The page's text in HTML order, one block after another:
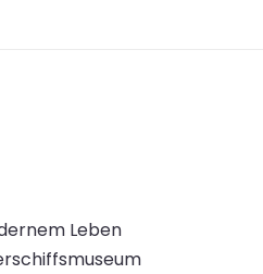
Leben